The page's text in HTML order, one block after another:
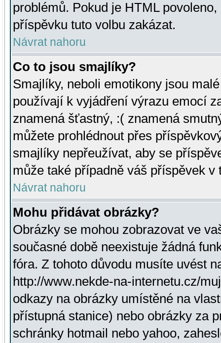
problémů. Pokud je HTML
příspěvku tuto volbu zakázat.
Návrat nahoru
Co to jsou smajlíky?
Smajlíky, neboli emotikony jsou
používají k vyjádření výrazu emocí
znamená šťastný, :( znamená
můžete prohlédnout přes
smajlíky nepřeužívat, aby se
může také případně váš příspěvek v
Návrat nahoru
Mohu přidávat obrázky?
Obrázky se mohou zobrazovat ve
současné době neexistuje žádná
fóra. Z tohoto důvodu musíte uvést
http://www.nekde-na-internetu.cz/
odkazy na obrázky umístěné na
přístupná stanice) nebo obrázky za
schránky hotmail nebo yahoo,